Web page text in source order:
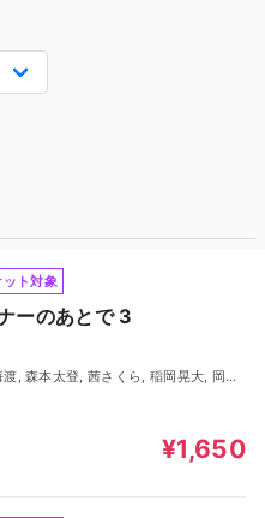
ット対象
ーのあとで 3
禄, 藤澤奨, 真仲莉央, 山本悠有希, 富
¥1,650